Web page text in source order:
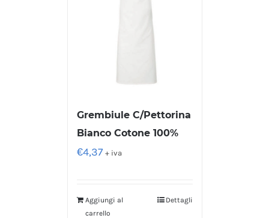
Grembiule C/Pettorina
Bianco Cotone 100%
€4,37 + iva
Aggiungi al
carrello
Dettagli